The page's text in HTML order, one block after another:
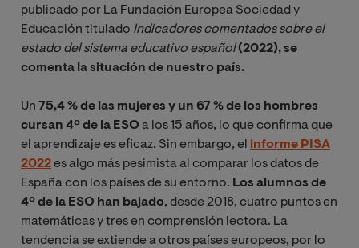
publicado por La Fundación Europea Sociedad y
Educación titulado Indicadores comentados sobre el
estado del sistema educativo español (2022), se
comenta la situación de nuestro país.
Un 75,4 % de las mujeres y un 67 % de los hombres
cursan 4º de la ESO a los 15 años, lo que confirma que
el aprendizaje es eficaz. Sin embargo, el informe PISA
2022es algo más pesimista al comparar los datos de
España con los países de su entorno. Los alumnos de
4º de la ESO han bajado, desde 2018, cuatro puntos en
matemáticas y tres en comprensión lectora. La
tendencia se extiende a otros países europeos, por lo